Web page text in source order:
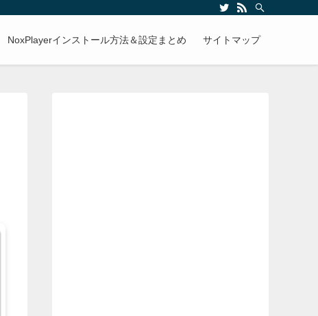
NoxPlayerインストール方法＆設定まとめ サイトマップ